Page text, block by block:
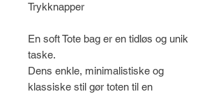
Trykknapper
En soft Tote bag er en tidløs og unik
taske.
Dens enkle, minimalistiske og
klassiske stil gør toten til en